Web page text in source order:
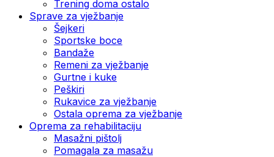
Trening doma ostalo
Sprave za vježbanje
Šejkeri
Sportske boce
Bandaže
Remeni za vježbanje
Gurtne i kuke
Peškiri
Rukavice za vježbanje
Ostala oprema za vježbanje
Oprema za rehabilitaciju
Masažni pištolj
Pomagala za masažu